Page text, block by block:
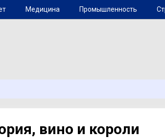
Медицина Промышленность
вино и короли